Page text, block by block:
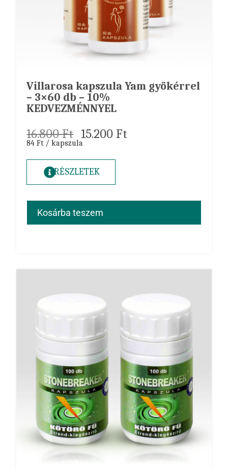
Villarosa kapszula Yam gyökérrel
– 3×60 db – 10%
KEDVEZMÉNNYEL
16.800Ft 15.200Ft
84 Ft / kapszula
RÉSZLETEK
Kosárba teszem